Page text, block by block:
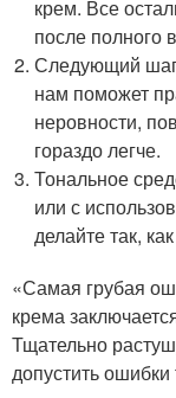
крем. Все
после полного
Следующий шаг
нам поможет
неровности,
гораздо легче.
Тональное
или с
делайте так,
«Самая грубая
крема
Тщательно
допустить ошибки